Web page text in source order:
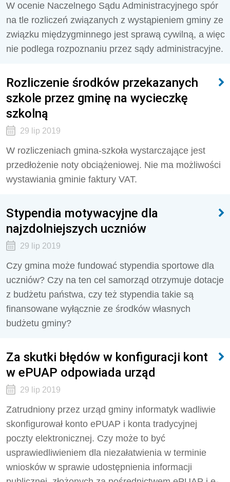
W ocenie Naczelnego Sądu Administracyjnego spór
na tle rozliczeń związanych z wystąpieniem gminy ze
związku międzygminnego jest sprawą cywilną, a więc
nie podlega rozpoznaniu przez sądy administracyjne.
Rozliczenie środków przekazanych
szkole przez gminę na wycieczkę
szkolną
29 lip 2019
W rozliczeniach gmina-szkoła wystarczające jest
przedłożenie noty obciążeniowej. Nie ma możliwości
wystawiania gminie faktury VAT.
Stypendia motywacyjne dla
najzdolniejszych uczniów
29 lip 2019
Czy gmina może fundować stypendia sportowe dla
uczniów? Czy na ten cel samorząd otrzymuje dotacje
z budżetu państwa, czy też stypendia takie są
finansowane wyłącznie ze środków własnych
budżetu gminy?
Za skutki błędów w konfiguracji kont
w ePUAP odpowiada urząd
29 lip 2019
Zatrudniony przez urząd gminy informatyk wadliwie
skonfigurował konto ePUAP i konta tradycyjnej
poczty elektronicznej. Czy może to być
usprawiedliwieniem dla niezałatwienia w terminie
wniosków w sprawie udostępnienia informacji